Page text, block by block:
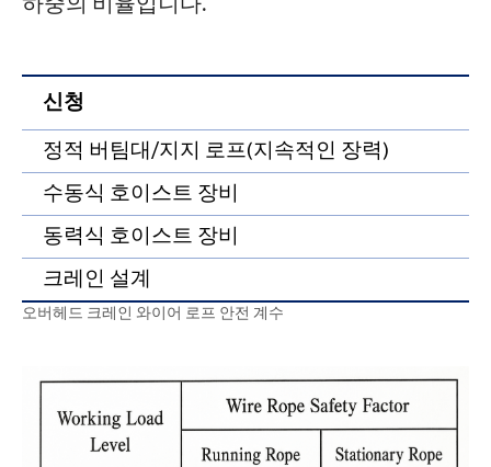
방법
부록: B급 계수(점 접촉 로프)
신청
정적 버팀대/지지 로프(지속적인 장력)
수동식 호이스트 장비
동력식 호이스트 장비
크레인 설계
오버헤드 크레인 와이어 로프 안전 계수